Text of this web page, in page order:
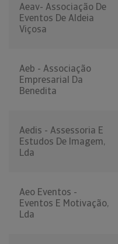
Aeav- Associação De
Eventos De Aldeia
Viçosa
Aeb - Associação
Empresarial Da
Benedita
Aedis - Assessoria E
Estudos De Imagem,
Lda
Aeo Eventos -
Eventos E Motivação,
Lda